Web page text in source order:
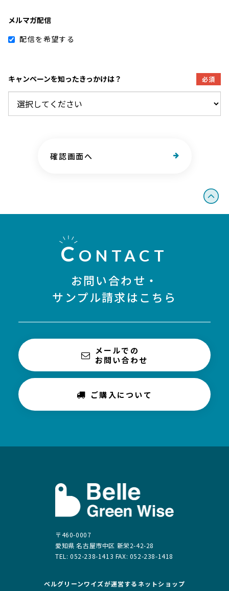
メルマガ配信
配信を希望する
キャンペーンを知ったきっかけは？ 必須
確認画面へ
C ONTACT
お問い合わせ・
サンプル請求はこちら
メールでの
お問い合わせ
ご購入について
〒460-0007
愛知県 名古屋市中区 新栄2-42-28
TEL: 052-238-1413 FAX: 052-238-1418
ベルグリーンワイズが運営する ネットショップ